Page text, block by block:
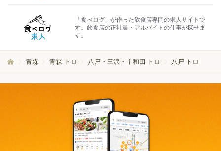
「食べログ」が作った飲食店専門の求人サイトで
す。飲食店の正社員・アルバイトの仕事が探せま
す。
青森 青森 トロ 八戸・三沢・十和田 トロ 八戸 トロ